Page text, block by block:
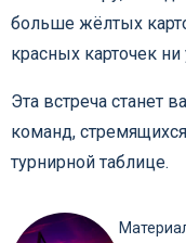
больше жёлтых
красных карточек
Эта встреча станет
команд,
турнирной таблице.